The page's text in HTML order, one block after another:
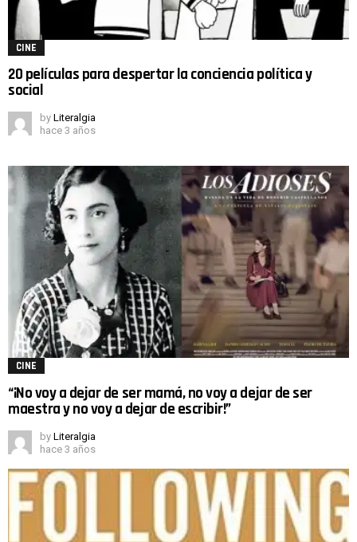
CINE
20 películas para despertar la conciencia política y
social
by Literalgia
hace 3 años
CINE
“¡No voy a dejar de ser mamá, no voy a dejar de ser
maestra y no voy a dejar de escribir!”
by Literalgia
hace 3 años